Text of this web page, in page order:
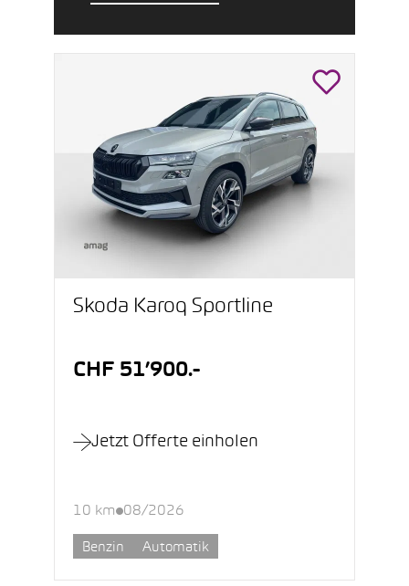
Škoda Karoq Sportline
CHF 51’900.-
Jetzt Offerte einholen
10 km 08/2026
Benzin Automatik